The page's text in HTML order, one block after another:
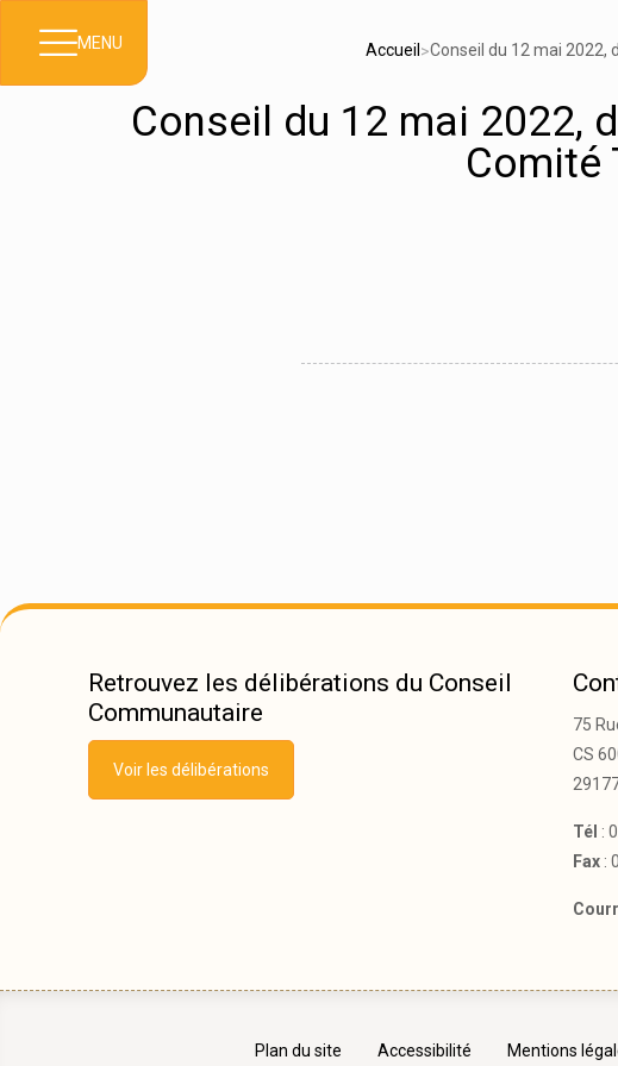
MENU Accueil >Conseil du 12 mai 2022,
Conseil du 12 mai 2022,
Comité
Retrouvez les délibérations du Conseil
Communautaire
Voir les délibérations
75
CS
Tél :
Fax:
Plan du site Accessibilité Mentions